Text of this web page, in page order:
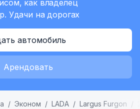
как владелец
Удачи на дорогах
автомобиль
Арендовать
Эконом LADA Largus Furgon